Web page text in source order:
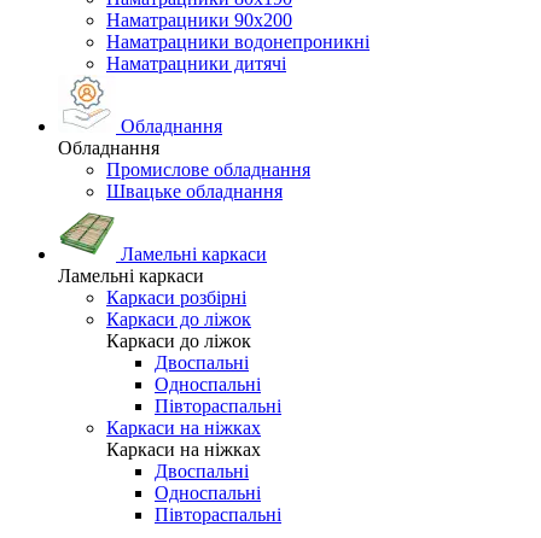
Наматрацники 90х200
Наматрацники водонепроникні
Наматрацники дитячі
Обладнання
Обладнання
Промислове обладнання
Швацьке обладнання
Ламельні каркаси
Ламельні каркаси
Каркаси розбірні
Каркаси до ліжок
Каркаси до ліжок
Двоспальні
Односпальні
Півтораспальні
Каркаси на ніжках
Каркаси на ніжках
Двоспальні
Односпальні
Півтораспальні